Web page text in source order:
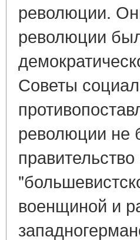
революции.
революции
Советы
революции не
военщиной и